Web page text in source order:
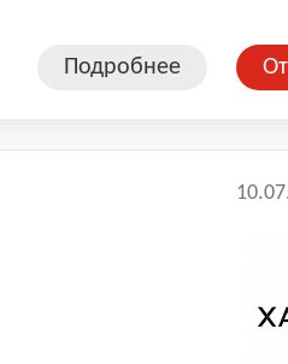
Подробнее